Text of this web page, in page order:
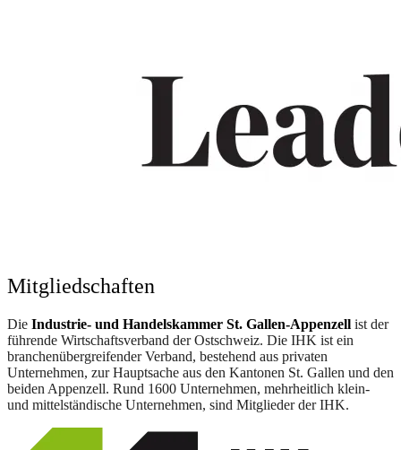
Mitgliedschaften
Die Industrie- und Handelskammer St. Gallen-Appenzell ist der
führende Wirtschaftsverband der Ostschweiz. Die IHK ist ein
branchenübergreifender Verband, bestehend aus privaten
Unternehmen, zur Hauptsache aus den Kantonen St. Gallen und den
beiden Appenzell. Rund 1600 Unternehmen, mehrheitlich klein-
und mittelständische Unternehmen, sind Mitglieder der IHK.